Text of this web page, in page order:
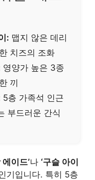
: 맵지 않은 데리
치즈의 조화
영양가 높은 3종
끼
5층 가족석 인근
부드러운 간식
에이드’나 ‘구슬 아이
기입니다. 특히 5층